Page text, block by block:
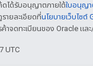
ดได้รับอนุญาตภายใต้ใบอนุญ
ายละเอียดที่นโยบายเว็บไซ
าจดทะเบียนของ Oracle แล
UTC